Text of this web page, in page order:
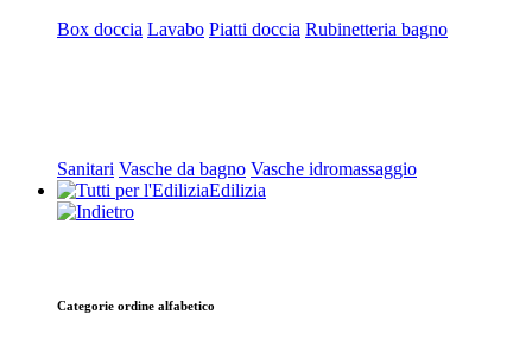
Box doccia Lavabo Piatti doccia Rubinetteria bagno
Sanitari Vasche da bagno Vasche idromassaggio
Edilizia
Categorie ordine alfabetico